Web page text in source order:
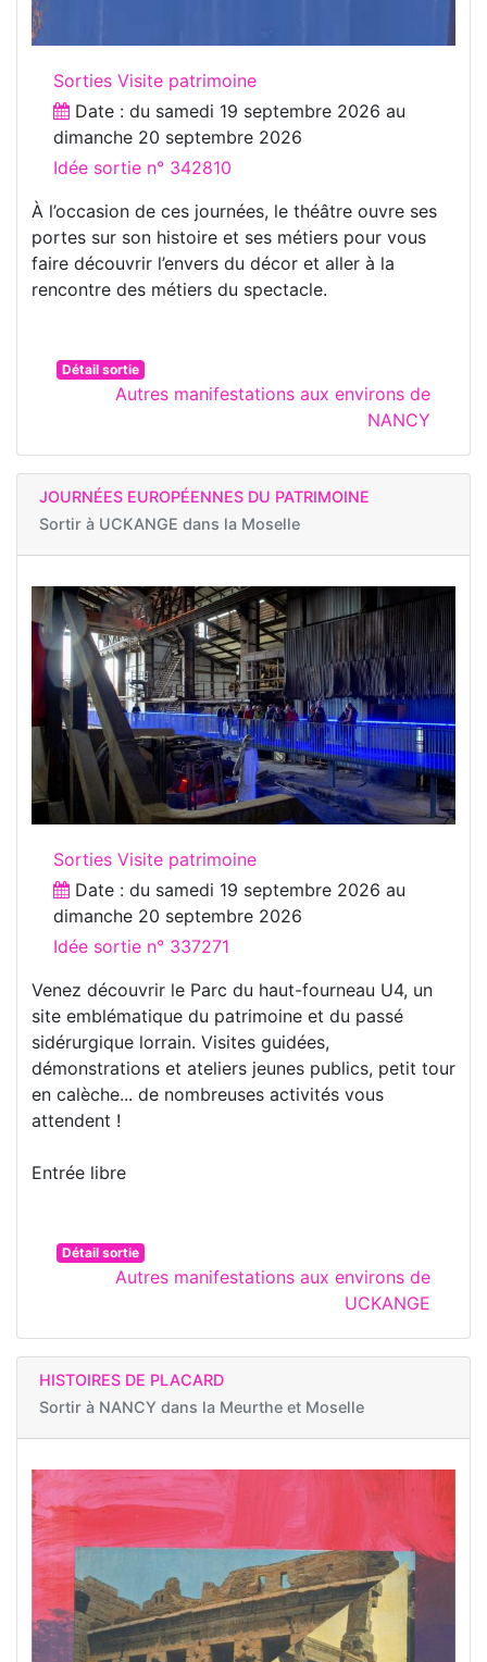
Sorties Visite patrimoine
Date : du samedi 19 septembre 2026 au
dimanche 20 septembre 2026
Idée sortie n° 342810
À l’occasion de ces journées, le théâtre ouvre ses
portes sur son histoire et ses métiers pour vous
faire découvrir l’envers du décor et aller à la
rencontre des métiers du spectacle.
Détail sortie
Autres manifestations aux environs de
NANCY
JOURNÉES EUROPÉENNES DU PATRIMOINE
Sortir à UCKANGE dans la Moselle
Sorties Visite patrimoine
Date : du samedi 19 septembre 2026 au
dimanche 20 septembre 2026
Idée sortie n° 337271
Venez découvrir le Parc du haut-fourneau U4, un
site emblématique du patrimoine et du passé
sidérurgique lorrain. Visites guidées,
démonstrations et ateliers jeunes publics, petit tour
en calèche... de nombreuses activités vous
attendent !
Entrée libre
Détail sortie
Autres manifestations aux environs de
UCKANGE
HISTOIRES DE PLACARD
Sortir à NANCY dans la Meurthe et Moselle